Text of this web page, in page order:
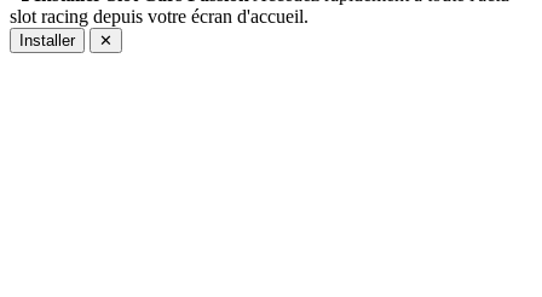
slot racing depuis votre écran d'accueil.
Installer ✕